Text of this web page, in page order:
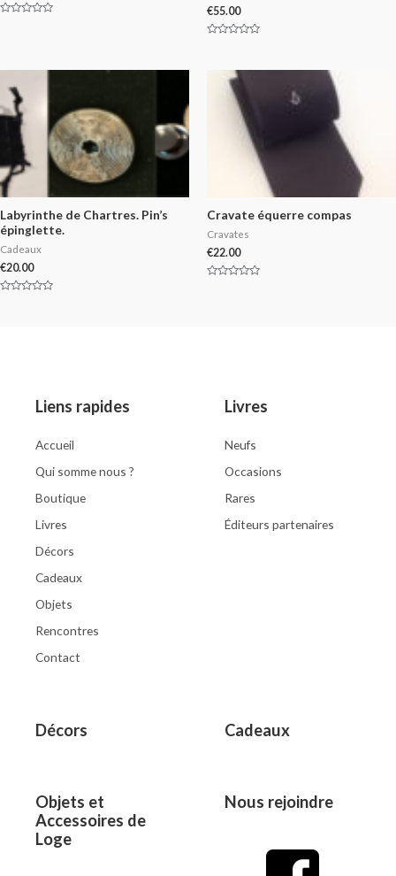
€55.00
Labyrinthe de Chartres. Pin’s
épinglette.
Cadeaux
€20.00
Cravate équerre compas
Cravates
€22.00
Liens rapides
Accueil
Qui somme nous ?
Boutique
Livres
Décors
Cadeaux
Objets
Rencontres
Contact
Livres
Neufs
Occasions
Rares
Éditeurs partenaires
Décors Cadeaux
Objets et
Accessoires de
Loge
Nous rejoindre